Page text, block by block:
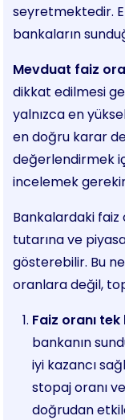
seyretmektedir.
bankaların
Mevduat faiz
dikkat edilmesi
yalnızca en
en doğru karar
değerlendirmek
incelemek
Bankalardaki faiz
tutarına ve
gösterebilir. Bu
oranlara değil,
Faiz oranı
bankanın
iyi kazancı
stopaj oranı
doğrudan